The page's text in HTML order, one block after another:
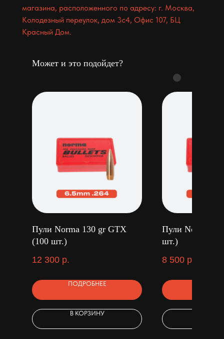
магазина, расположенного по адресу: г. Москва,
Колодезный переулок, дом 3с4, Офис 107, БЦ
Красный Дом.
Может и это подойдет?
Пули Norma 130 gr GTX
(100 шт.)
12 300 р.
ПОДРОБНЕЕ
В КОРЗИНУ
Пули Norma
шт.)
8 500 р.